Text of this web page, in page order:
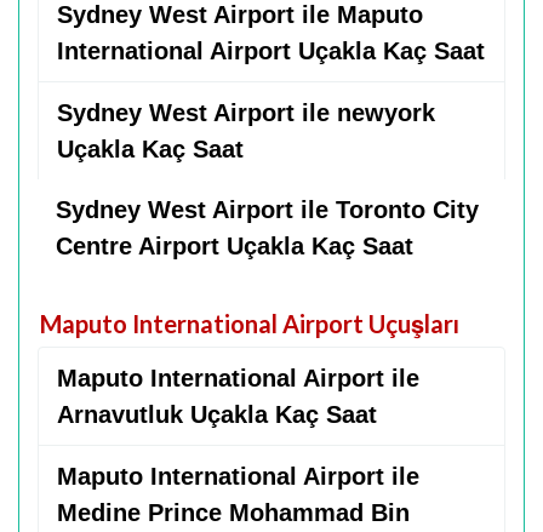
Sydney West Airport ile Maputo
International Airport Uçakla Kaç Saat
Sydney West Airport ile newyork
Uçakla Kaç Saat
Sydney West Airport ile Toronto City
Centre Airport Uçakla Kaç Saat
Maputo International Airport Uçuşları
Maputo International Airport ile
Arnavutluk Uçakla Kaç Saat
Maputo International Airport ile
Medine Prince Mohammad Bin